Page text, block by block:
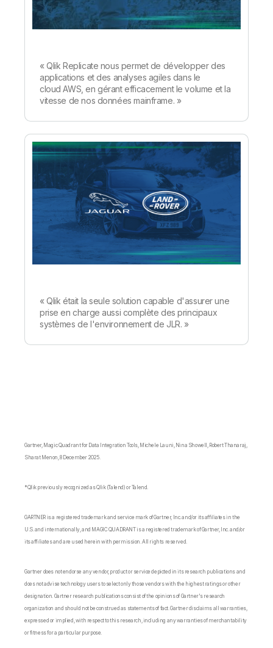
« Qlik Replicate nous permet de développer des
applications et des analyses agiles dans le
cloud AWS, en gérant efficacement le volume et la
vitesse de nos données mainframe. »
« Qlik était la seule solution capable d'assurer une
prise en charge aussi complète des principaux
systèmes de l'environnement de JLR. »
Gartner, Magic Quadrant for Data Integration Tools, Michele Launi, Nina Showell, Robert Thanaraj,
Sharat Menon, 8 December 2025.
*Qlik previously recognized as Qlik (Talend) or Talend.
GARTNER is a registered trademark and service mark of Gartner, Inc. and/or its affiliates in the
U.S. and internationally, and MAGIC QUADRANT is a registered trademark of Gartner, Inc. and/or
its affiliates and are used herein with permission. All rights reserved.
Gartner does not endorse any vendor, product or service depicted in its research publications and
does not advise technology users to select only those vendors with the highest ratings or other
designation. Gartner research publications consist of the opinions of Gartner's research
organization and should not be construed as statements of fact. Gartner disclaims all warranties,
expressed or implied, with respect to this research, including any warranties of merchantability
or fitness for a particular purpose.